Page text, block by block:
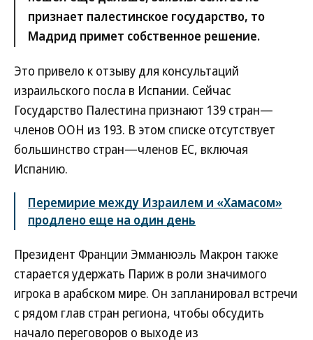
признает палестинское государство, то
Мадрид примет собственное решение.
Это привело к отзыву для консультаций
израильского посла в Испании. Сейчас
Государство Палестина признают 139 стран—
членов ООН из 193. В этом списке отсутствует
большинство стран—членов ЕС, включая
Испанию.
Перемирие между Израилем и «Хамасом»
продлено еще на один день
Президент Франции Эмманюэль Макрон также
старается удержать Париж в роли значимого
игрока в арабском мире. Он запланировал встречи
с рядом глав стран региона, чтобы обсудить
начало переговоров о выходе из